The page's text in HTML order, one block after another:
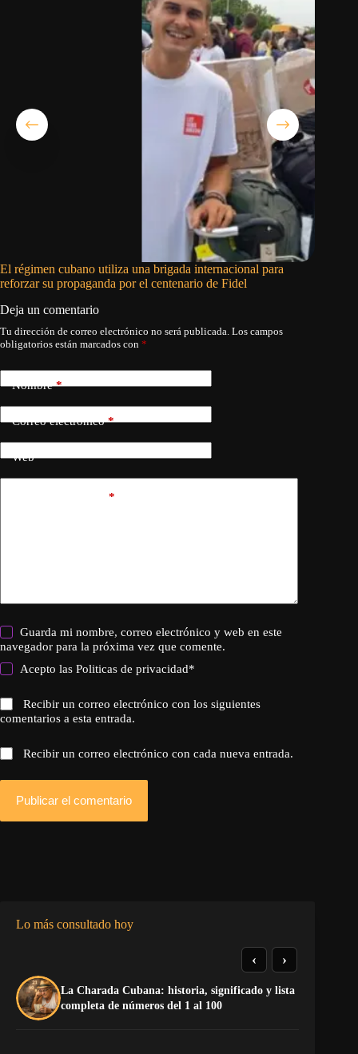
El régimen cubano utiliza una brigada internacional para
reforzar su propaganda por el centenario de Fidel
Deja un comentario
Tu dirección de correo electrónico no será publicada. Los campos
obligatorios están marcados con *
Nombre*
Correo electrónico*
Web
*
Guarda mi nombre, correo electrónico y web en este
navegador para la próxima vez que comente.
Acepto lasPoliticas de privacidad*
Recibir un correo electrónico con los siguientes
comentarios a esta entrada.
Recibir un correo electrónico con cada nueva entrada.
Publicar el comentario
Lo más consultado hoy
La Charada Cubana: historia, significado y lista
completa de números del 1 al 100
‹ ›